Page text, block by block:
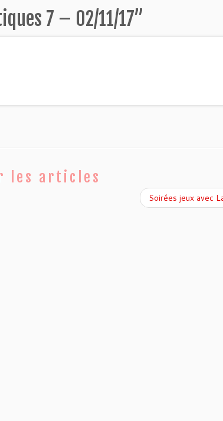
7 – 02/11/17”
les articles
Soirées jeux avec